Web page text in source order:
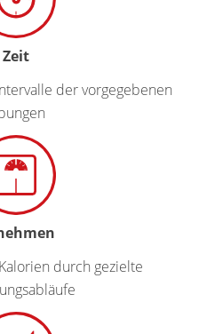
Zeit
der vorgegebenen
durch gezielte